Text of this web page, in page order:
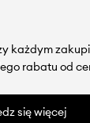
każdym
rabatu od
się więcej